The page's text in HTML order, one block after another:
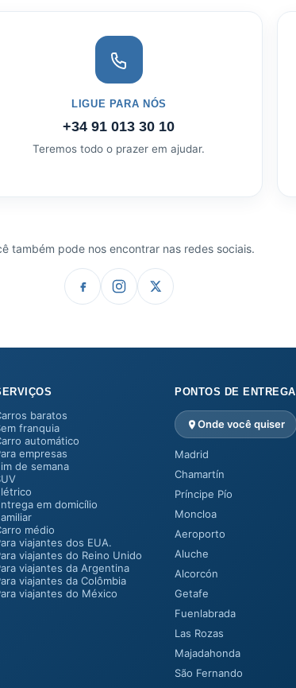
LIGUE PARA NÓS
+34 91 013 30 10
Teremos todo o prazer em ajudar.
também pode nos encontrar nas redes sociais.
baratos
franquia
automático
empresas
de semana
em domicílio
médio
viajantes dos EUA.
viajantes do Reino Unido
viajantes da Argentina
viajantes da Colômbia
viajantes do México
PONTOS DE ENTREGA
Onde você quiser
Madrid
Chamartín
Príncipe Pío
Moncloa
Aeroporto
Aluche
Alcorcón
Getafe
Fuenlabrada
Las Rozas
Majadahonda
São Fernando